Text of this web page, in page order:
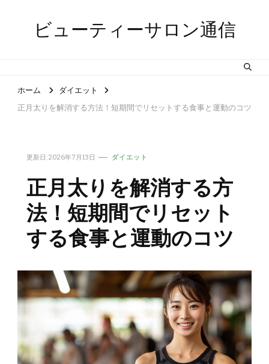
ビューティーサロン通信
ホーム
ダイエット
正月太りを解消する方法！短期間でリセットする食事と運動のコツ
更新日:2026年7月13日 ダイエット
正月太りを解消する方
法！短期間でリセット
する食事と運動のコツ